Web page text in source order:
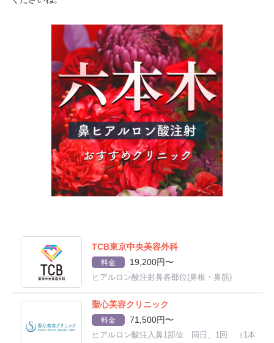
TCB東京中央美容外科
料金 19,200円〜
ヒアルロン酸注射鼻各部位(鼻根・鼻筋)
聖心美容クリニック
料金 71,500円〜
ヒアルロン酸注入鼻1部位 同日、1回 （1本